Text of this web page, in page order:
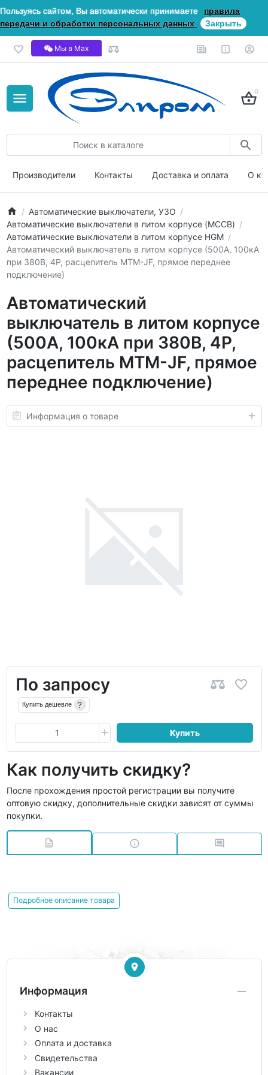
Пользуясь сайтом, Вы автоматически принимаете
правила
передачи и обработки персональных данных
Закрыть
Мы в Мах
0
Производители Контакты Доставка и оплата О
Автоматические выключатели, УЗО
Автоматические выключатели в литом корпусе (MCCB)
Автоматические выключатели в литом корпусе HGM
Автоматический выключатель в литом корпусе (500А, 100кА
при 380В, 4P, расцепитель MTM-JF, прямое переднее
подключение)
Автоматический
выключатель в литом корпусе
(500А, 100кА при 380В, 4P,
расцепитель MTM-JF, прямое
переднее подключение)
Информация о товаре
По запросу
Купить дешевле ?
Купить
Как получить скидку?
После прохождения простой регистрации вы получите
оптовую скидку, дополнительные скидки зависят от суммы
покупки.
Подробное описание товара
Информация
Контакты
О нас
Оплата и доставка
Свидетельства
Вакансии